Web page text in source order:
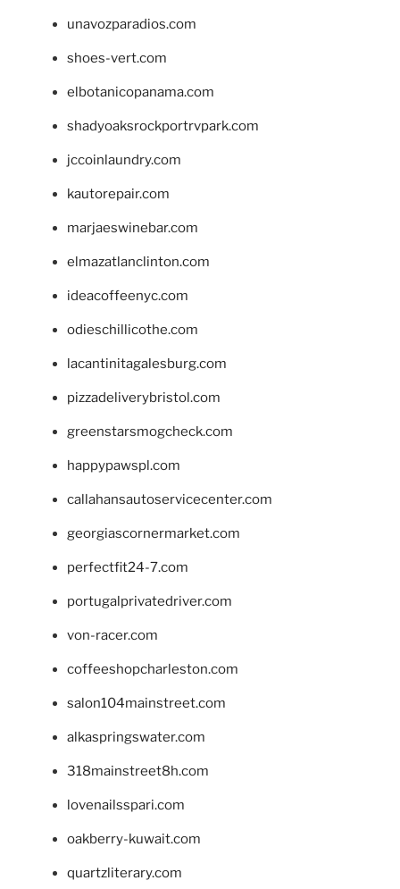
unavozparadios.com
shoes-vert.com
elbotanicopanama.com
shadyoaksrockportrvpark.com
jccoinlaundry.com
kautorepair.com
marjaeswinebar.com
elmazatlanclinton.com
ideacoffeenyc.com
odieschillicothe.com
lacantinitagalesburg.com
pizzadeliverybristol.com
greenstarsmogcheck.com
happypawspl.com
callahansautoservicecenter.com
georgiascornermarket.com
perfectfit24-7.com
portugalprivatedriver.com
von-racer.com
coffeeshopcharleston.com
salon104mainstreet.com
alkaspringswater.com
318mainstreet8h.com
lovenailsspari.com
oakberry-kuwait.com
quartzliterary.com